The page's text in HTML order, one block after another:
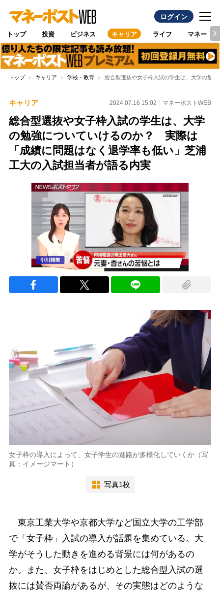
ログイン
トップ 投資 ビジネス キャリア ライフ マネー
トップ キャリア 学校・教育 総合型選抜や女子枠入試の学生は、大学の勉
キャリア 2024.07.16 15:02 マネーポストWEB
総合型選抜や女子枠入試の学生は、大学
の勉強についていけるのか？ 実際は
「成績に問題はなく退学率も低い」芝浦
工大の入試担当者が語る内実
女子枠の導入によって、女子学生の進路が多様化していくか（写
真：イメージマート）
写真1枚
東京工業大学や京都大学など国立大学の工学部
で「女子枠」入試の導入が話題を集めている。大
学がそうした動きを進める背景には何があるの
か。また、女子枠をはじめとした総合型入試の選
抜には賛否両論があるが、その実態はどのような